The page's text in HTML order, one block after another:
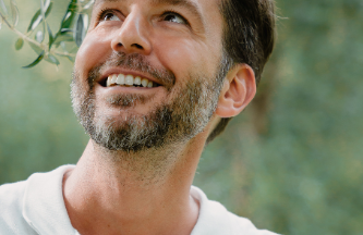
imaginées et photographiées par Michael
compte Flickr !
Voitures Paysages Photos